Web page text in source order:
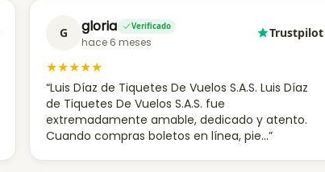
G gloria Verificado
hace 6 meses
Trustpilot
★★★★★
“Luis Díaz de Tiquetes De Vuelos S.A.S. Luis Díaz
de Tiquetes De Vuelos S.A.S. fue
extremadamente amable, dedicado y atento.
Cuando compras boletos en línea, pie...”